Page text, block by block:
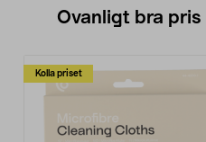
Ovanligt bra
Kolla priset